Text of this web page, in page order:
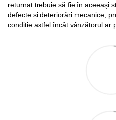
returnat trebuie să fie în aceeaşi
defecte și deteriorări mecanice,
conditie astfel încât vânzătorul ar